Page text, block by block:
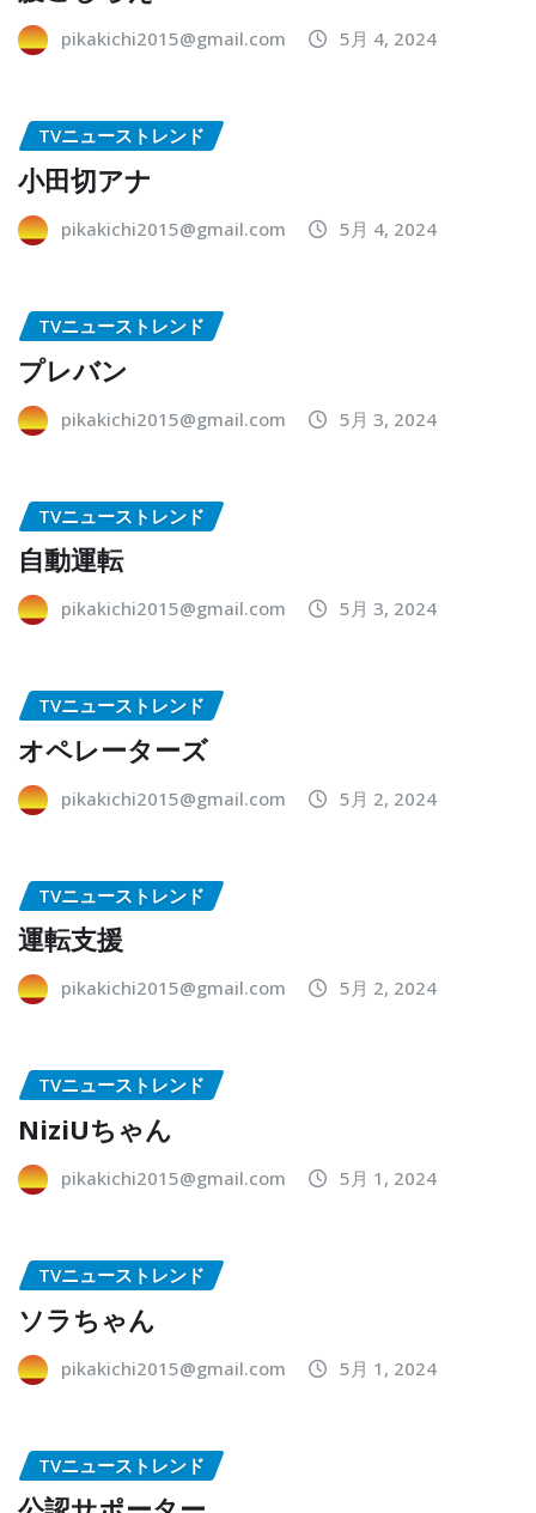
pikakichi2015@gmail.com 5月 4, 2024
TVニューストレンド
小田切アナ
pikakichi2015@gmail.com 5月 4, 2024
TVニューストレンド
プレバン
pikakichi2015@gmail.com 5月 3, 2024
TVニューストレンド
自動運転
pikakichi2015@gmail.com 5月 3, 2024
TVニューストレンド
オペレーターズ
pikakichi2015@gmail.com 5月 2, 2024
TVニューストレンド
運転支援
pikakichi2015@gmail.com 5月 2, 2024
TVニューストレンド
NiziUちゃん
pikakichi2015@gmail.com 5月 1, 2024
TVニューストレンド
ソラちゃん
pikakichi2015@gmail.com 5月 1, 2024
TVニューストレンド